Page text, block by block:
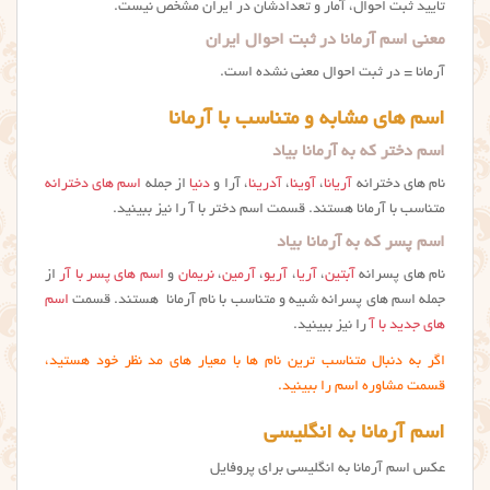
تایید ثبت احوال، آمار و تعدادشان در ایران مشخص نیست.
معنی اسم آرمانا در ثبت احوال ایران
آرمانا = در ثبت احوال معنی نشده است.
اسم های مشابه و متناسب با آرمانا
اسم دختر که به آرمانا بیاد
نام های دخترانه آریانا، آوینا، آدرینا، آرا و دنیااز جمله اسم های دخترانه
متناسب با آرمانا هستند. قسمت اسم دختر با آ را نیز ببینید.
اسم پسر که به آرمانا بیاد
نام های پسرانه آبتین، آریا، آریو، آرمین،نریمان و اسم های پسر با آر از
جمله اسم های پسرانه شبیه و متناسب با نام آرمانا هستند. قسمت اسم
های جدید با آ را نیز ببینید.
اگر به دنبال متناسب ترین نام ها با معیار های مد نظر خود هستید،
قسمت مشاوره اسم را ببینید.
اسم آرمانا به انگلیسی
عکس اسم آرمانا به انگلیسی برای پروفایل